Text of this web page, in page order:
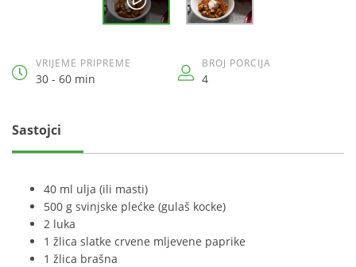
VRIJEME PRIPREME
30 - 60 min
BROJ PORCIJA
4
Sastojci
40 ml ulja (ili masti)
500 g svinjske plećke (gulaš kocke)
2 luka
1 žlica slatke crvene mljevene paprike
1 žlica brašna